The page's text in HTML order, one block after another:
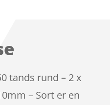
tands rund – 2 x
– Sort er en